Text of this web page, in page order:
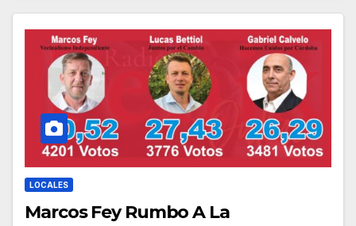
LOCALES
Marcos Fey Rumbo A La